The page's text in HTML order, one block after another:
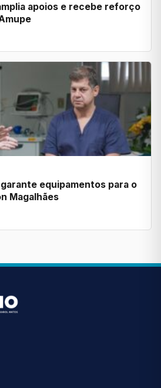
apoios e recebe reforço
equipamentos para o
Magalhães